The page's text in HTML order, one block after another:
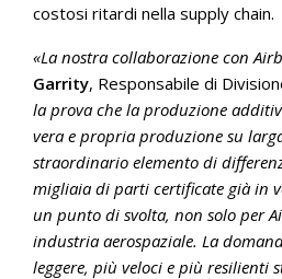
costosi ritardi nella supply chain.
«La nostra collaborazione con
Garrity, Responsabile di
la prova che la produzione
vera e propria produzione su
straordinario elemento di
migliaia di parti certificate già in
un punto di svolta, non solo per
industria aerospaziale. La
leggere, più veloci e più resilienti